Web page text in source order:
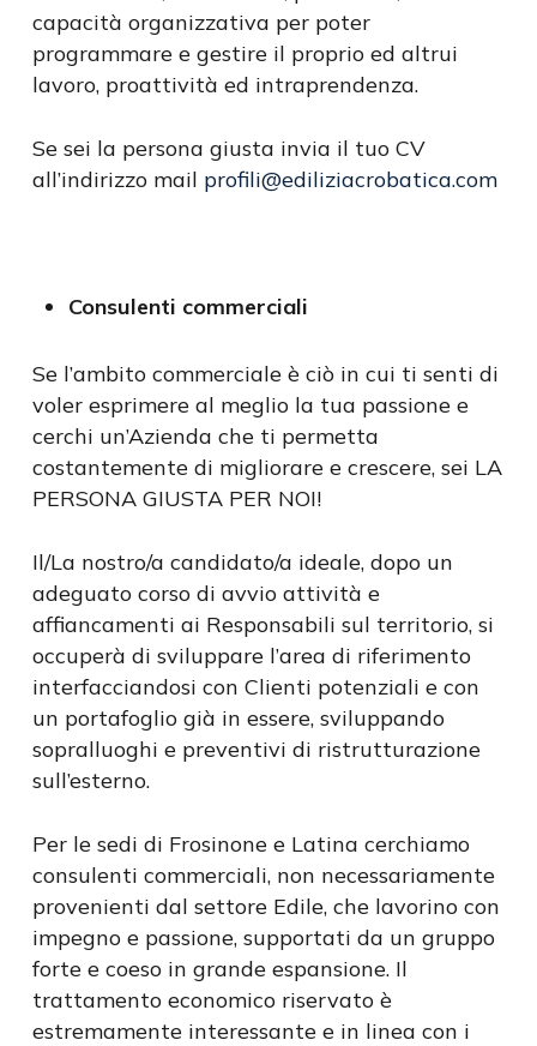
capacità organizzativa per poter
programmare e gestire il proprio ed altrui
lavoro, proattività ed intraprendenza.
Se sei la persona giusta invia il tuo CV
all’indirizzo mail profili@ediliziacrobatica.com
Consulenti commerciali
Se l’ambito commerciale è ciò in cui ti senti di
voler esprimere al meglio la tua passione e
cerchi un’Azienda che ti permetta
costantemente di migliorare e crescere, sei LA
PERSONA GIUSTA PER NOI!
Il/La nostro/a candidato/a ideale, dopo un
adeguato corso di avvio attività e
affiancamenti ai Responsabili sul territorio, si
occuperà di sviluppare l’area di riferimento
interfacciandosi con Clienti potenziali e con
un portafoglio già in essere, sviluppando
sopralluoghi e preventivi di ristrutturazione
sull’esterno.
Per le sedi di Frosinone e Latina cerchiamo
consulenti commerciali, non necessariamente
provenienti dal settore Edile, che lavorino con
impegno e passione, supportati da un gruppo
forte e coeso in grande espansione. Il
trattamento economico riservato è
estremamente interessante e in linea con i